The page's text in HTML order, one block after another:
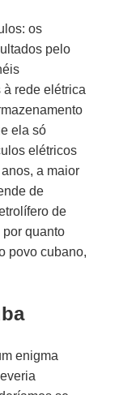
os
pelo
rede elétrica
ela só
elétricos
a maior
de
de
por quanto
povo cubano,
enigma